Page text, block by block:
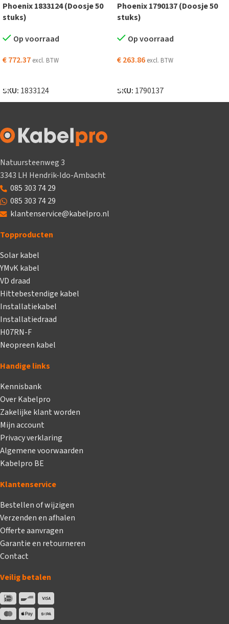
Phoenix 1833124 (Doosje 50
stuks)
Op voorraad
€772.37 excl. BTW
SKU: 1833124
Phoenix 1790137 (Doosje 50
stuks)
Op voorraad
€263.86 excl. BTW
SKU: 1790137
Natuursteenweg 3
3343 LH Hendrik-Ido-Ambacht
085 303 74 29
085 303 74 29
klantenservice@kabelpro.nl
Topproducten
Solar kabel
YMvK kabel
VD draad
Hittebestendige kabel
Installatiekabel
Installatiedraad
H07RN-F
Neopreen kabel
Handige links
Kennisbank
Over Kabelpro
Zakelijke klant worden
Mijn account
Privacy verklaring
Algemene voorwaarden
Kabelpro BE
Klantenservice
Bestellen of wijzigen
Verzenden en afhalen
Offerte aanvragen
Garantie en retourneren
Contact
Veilig betalen